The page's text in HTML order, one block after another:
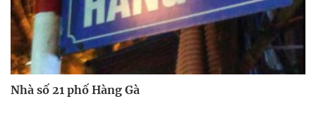
Nhà số 21 phố Hàng Gà